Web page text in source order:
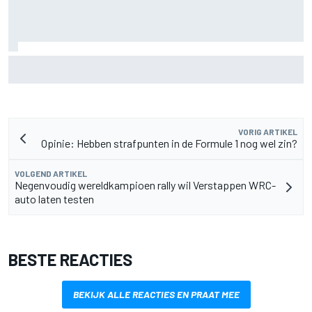
VORIG ARTIKEL
Opinie: Hebben strafpunten in de Formule 1 nog wel zin?
VOLGEND ARTIKEL
Negenvoudig wereldkampioen rally wil Verstappen WRC-
auto laten testen
BESTE REACTIES
BEKIJK ALLE REACTIES EN PRAAT MEE